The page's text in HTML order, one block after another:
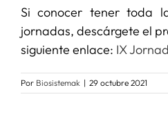
Si conocer tener toda
jornadas, descárgete el
siguiente enlace: IX
Por Biosistemak | 29 octubre 2021